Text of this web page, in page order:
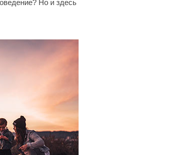
Но и здесь